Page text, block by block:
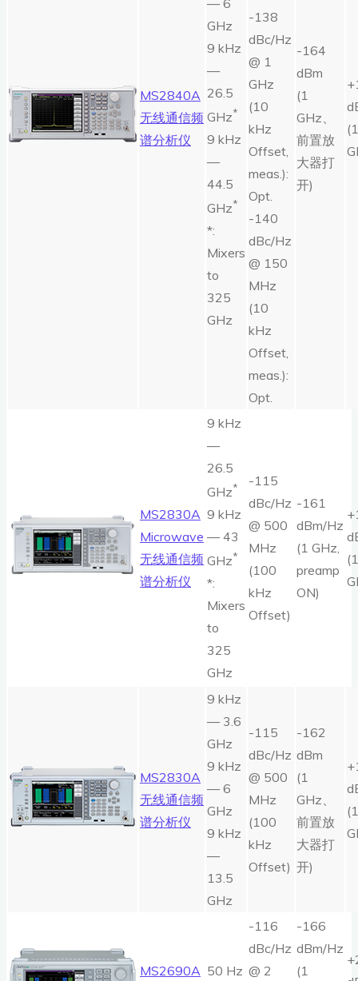
MS2840A
无线通信频
谱分析仪
GHz
9 kHz
—
26.5
GHz*
9 kHz
—
44.5
GHz*
*:
Mixers
to
325
GHz
-138
dBc/Hz
@ 1
GHz
(10
kHz
Offset,
meas.):
Opt.
-140
dBc/Hz
@ 150
MHz
(10
kHz
Offset,
meas.):
Opt.
-164
dBm
(1
GHz、
前置放
大器打
开)
(1
MS2830A
Microwave
无线通信频
谱分析仪
9 kHz
—
26.5
GHz*
9 kHz
— 43
GHz*
*:
Mixers
to
325
GHz
-115
dBc/Hz
@ 500
MHz
(100
kHz
Offset)
-161
dBm/Hz
(1 GHz,
preamp
ON)
(1
MS2830A
无线通信频
谱分析仪
9 kHz
— 3.6
GHz
9 kHz
— 6
GHz
9 kHz
—
13.5
GHz
-115
dBc/Hz
@ 500
MHz
(100
kHz
Offset)
-162
dBm
(1
GHz、
前置放
大器打
开)
(1
MS2690A 50 Hz
-116
dBc/Hz
@ 2
-166
dBm/Hz
(1